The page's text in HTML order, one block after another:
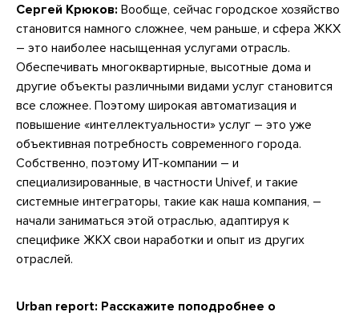
Сергей Крюков: Вообще, сейчас городское хозяйство
становится намного сложнее, чем раньше, и сфера ЖКХ
– это наиболее насыщенная услугами отрасль.
Обеспечивать многоквартирные, высотные дома и
другие объекты различными видами услуг становится
все сложнее. Поэтому широкая автоматизация и
повышение «интеллектуальности» услуг – это уже
объективная потребность современного города.
Собственно, поэтому ИТ-компании – и
специализированные, в частности Univef, и такие
системные интеграторы, такие как наша компания, –
начали заниматься этой отраслью, адаптируя к
специфике ЖКХ свои наработки и опыт из других
отраслей.
Urban report: Расскажите поподробнее о